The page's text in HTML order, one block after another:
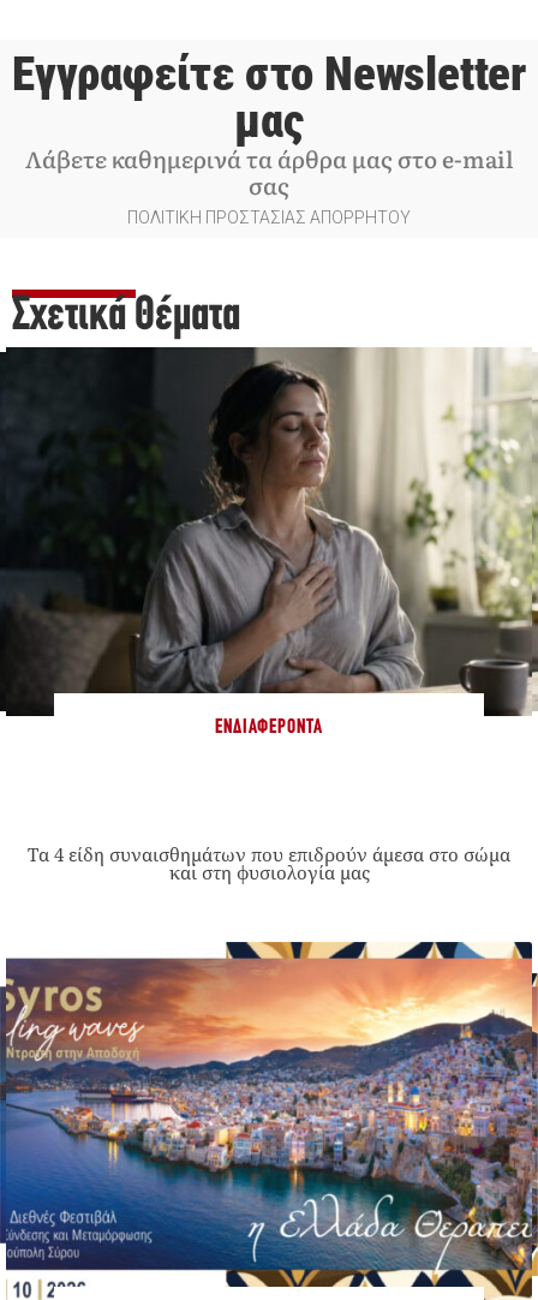
Εγγραφείτε στο Newsletter
μας
Λάβετε καθημερινά τα άρθρα μας στο e-mail
σας
ΠΟΛΙΤΙΚΗ ΠΡΟΣΤΑΣΙΑΣ ΑΠΟΡΡΗΤΟΥ
Σχετικά Θέματα
ΕΝΔΙΑΦΈΡΟΝΤΑ
Τα 4 είδη συναισθημάτων που επιδρούν άμεσα στο σώμα
και στη φυσιολογία μας